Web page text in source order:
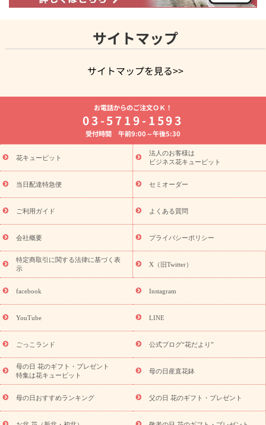
サイトマップ
サイトマップを見る>>
よく贈られる花
お祝いの花特集
誕生日フラワーギフト特集
8月の誕生花(トルコキキョウ)
開店・開業祝い
お供え・お悔やみ お供え・お悔やみの花
通夜・葬儀に贈る花 胡蝶蘭・花鉢
ーブドフラワー
季節のイベント
ひまわり ギフト・プレゼント
特集
お盆 花（新盆・初盆） 季節のイベント
お盆 花（新
盆・初盆）
お盆 花（新盆・初盆）
お盆・お供え 花とセットギ
フト
お盆・お供え プリザーブドフラワー
ひまわり ギフト・プ
レゼント特集
夏の花贈り・お中元・暑中見舞い 花のギフト特集
敬老の日におくる花ギフト・プレゼント特集
花ギフト・プレゼント特集
敬老の日 花のおすすめランキング
敬
老の日 花鉢植えのギフト・プレゼント特集
敬老の日 花とセットギ
フト・プレゼント特集
敬老の日の花 全てのギフト一覧
キャン
ペーン
映画『ウォーターガーディアンズ』コラボキャンペーン
「きょう誕生日なんです」キャンペーン
誕生日の花を探す
誕生日フラワーギフト 誕生日フラワーギフト特集
9月の誕生花(リンドウ)
ら探す
お祝いの花特集 当日配達特急便 お祝い商品一覧
念日
結婚祝い 出産祝い 退院祝い・快気祝い
寿祝い
プチギフト ペットのお祝いフラワー
供え・お悔やみ商品一覧
お供え・お悔やみの花
四十九日法要以
降に贈る花
通夜・葬儀に贈る花
お供え お花とセットギフト
お電話からのご注文ＯＫ！
03-5719-1593
受付時間 午前9:00～午後5:30
花キューピット
法人のお客様は
ビジネス花キューピット
当日配達特急便 セミオーダー
ご利用ガイド よくある質問
会社概要 プライバシーポリシー
特定商取引に関する法律に基づく表
示
X（旧Twitter）
facebook Instagram
YouTube LINE
ごっこランド 公式ブログ“花だより”
母の日 花のギフト・プレゼント
特集は花キューピット
母の日産直花鉢
母の日おすすめランキング 父の日 花のギフト・プレゼント